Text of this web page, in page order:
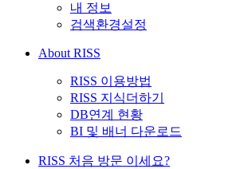
내 정보
검색환경설정
About RISS
RISS 이용방법
RISS 지식더하기
DB연계 현황
BI 및 배너 다운로드
RISS 처음 방문 이세요?